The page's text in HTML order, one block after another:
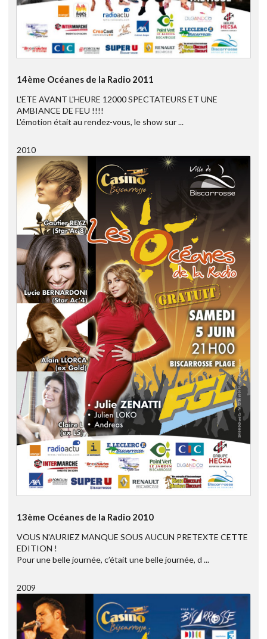
14ème Océanes de la Radio 2011
L'ETE AVANT L'HEURE 12000 SPECTATEURS ET UNE
AMBIANCE DE FEU !!!!
L'émotion était au rendez-vous, le show sur ...
2010
13ème Océanes de la Radio 2010
VOUS N'AURIEZ MANQUE SOUS AUCUN PRETEXTE CETTE
EDITION !
Pour une belle journée, c’était une belle journée, d ...
2009